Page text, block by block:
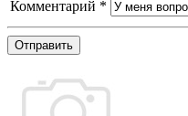
Комментарий *
Отправить